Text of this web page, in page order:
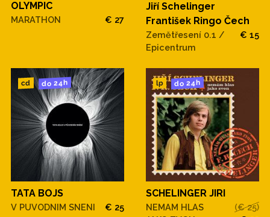
OLYMPIC
MARATHON € 27
Jiří Schelinger
František Ringo Čech
Zemětřesení 0.1 /
Epicentrum
€ 15
cd do 24h
TATA BOJS
V PUVODNIM SNENI € 25
lp do 24h
SCHELINGER JIRI
NEMAM HLAS
(€ 25)